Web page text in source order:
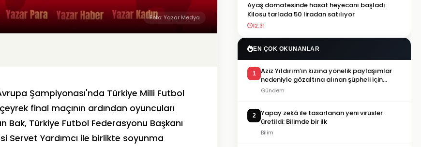
Foto: Yazar Medya
Şampiyonası'nda Türkiye Milli Futbol
final maçının ardından oyuncuları
Bak, Türkiye Futbol Federasyonu Başkanı
Servet Yardımcı ile birlikte soyunma
Ayaş domatesinde hasat heyecanı başladı:
Kilosu tarlada 50 liradan satılıyor
12:31
EN ÇOK OKUNANLAR
1
Aziz Yıldırım’ın kızına yönelik paylaşımlar
nedeniyle gözaltına alınan şüpheli için
tutuklama talebi
Gündem
2
Yapay zekâ ile tasarlanan yeni virüsler
üretildi: Bilimde bir ilk
Bilim